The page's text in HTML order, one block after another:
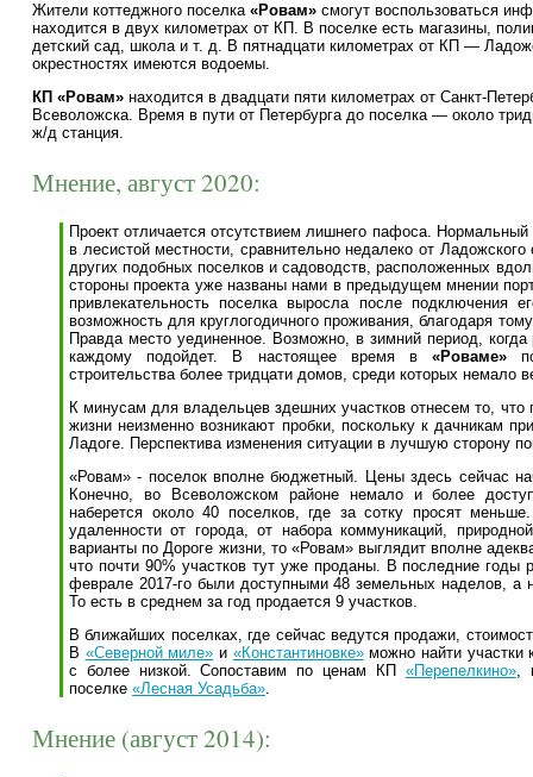
Жители коттеджного поселка«Ровам» смогут воспользоваться
находится в двух километрах от КП. В поселке есть магазины,
детский сад, школа и т. д. В пятнадцати километрах от КП —
окрестностях имеются водоемы.
КП «Ровам» находится в двадцати пяти километрах от Санкт-
Всеволожска. Время в пути от Петербурга до поселка — около
ж/д станция.
Мнение, август 2020:
Проект отличается отсутствием лишнего пафоса. Нормальный
в лесистой местности, сравнительно недалеко от
других подобных поселков и садоводств, расположенных
стороны проекта уже названы нами в предыдущем мнении
привлекательность поселка выросла после подключения
возможность для круглогодичного проживания, благодаря
Правда место уединенное. Возможно, в зимний период,
каждому подойдет. В настоящее время в«Роваме»
строительства более тридцати домов, среди которых немало
К минусам для владельцев здешних участков отнесем то,
жизни неизменно возникают пробки, поскольку к дачникам
Ладоге. Перспектива изменения ситуации в лучшую сторону
«Ровам» - поселок вполне бюджетный. Цены здесь сейчас
Конечно, во Всеволожском районе немало и более
наберется около 40 поселков, где за сотку просят
удаленности от города, от набора коммуникаций,
варианты по Дороге жизни, то «Ровам» выглядит вполне
что почти 90% участков тут уже проданы. В последние годы
феврале 2017-го были доступными 48 земельных наделов, а
То есть в среднем за год продается 9 участков.
В ближайших поселках, где сейчас ведутся продажи,
В «Северной миле» и «Константиновке»можно найти участки
с более низкой. Сопоставим по ценам КП «Перепелкино»,
поселке «Лесная Усадьба».
Мнение (август 2014):